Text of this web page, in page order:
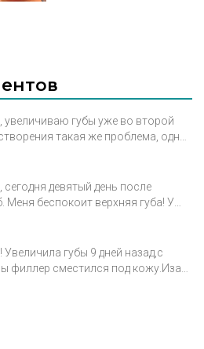
увеличиваю губы уже во второй
такая же проблема, одна
делать и как это выравнивать.
сегодня девятый день после
Меня беспокоит верхняя губа! У
нужно колоть ботокс. Что
Прикрепила фото сверху и анфас.
Увеличила губы 9 дней назад,с
филлер сместился под кожу.Иза
филлера,чувствую слабый